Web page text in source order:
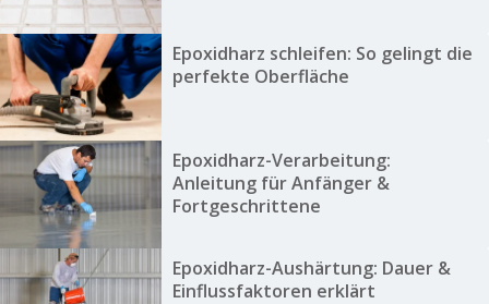
Epoxidharz schleifen: So gelingt die
perfekte Oberfläche
Epoxidharz-Verarbeitung:
Anleitung für Anfänger &
Fortgeschrittene
Epoxidharz-Aushärtung: Dauer &
Einflussfaktoren erklärt